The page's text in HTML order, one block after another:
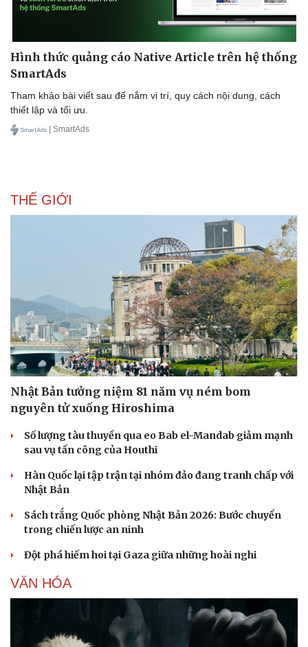
Sức khỏe
Dinh dưỡng - món ngon
Cây thuốc
Làm đẹp - giảm cân
Phòng mạch online
Ăn sạch sống khỏe
Đời sống
Văn hóa
Văn học
Âm nhạc
Giải trí
Sao Việt
Hình thức quảng cáo Native Article trên hệ thống
SmartAds
Tham khảo bài viết sau để nắm vị trí, quy cách nội dung, cách
thiết lập và tối ưu.
| SmartAds
THẾ GIỚI
Nhật Bản tưởng niệm 81 năm vụ ném bom
nguyên tử xuống Hiroshima
Số lượng tàu thuyền qua eo Bab el-Mandab giảm mạnh
sau vụ tấn công của Houthi
Hàn Quốc lại tập trận tại nhóm đảo đang tranh chấp với
Nhật Bản
Sách trắng Quốc phòng Nhật Bản 2026: Bước chuyển
trong chiến lược an ninh
Đột phá hiếm hoi tại Gaza giữa những hoài nghi
VĂN HÓA